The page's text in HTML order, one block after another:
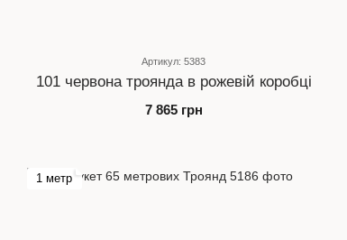
Артикул: 5383
101 червона троянда в рожевій коробці
7 865 грн
1 метр